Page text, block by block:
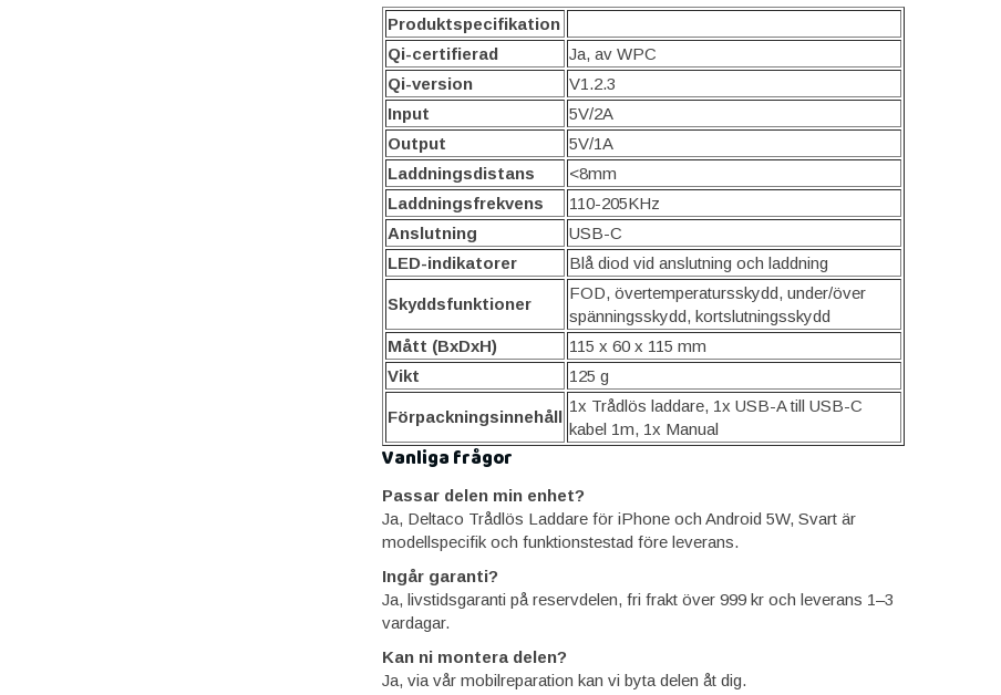
Produktspecifikation
Qi-certifierad
Ja, av WPC
Qi-version
V1.2.3
Input
5V/2A
Output
5V/1A
Laddningsdistans
<8mm
Laddningsfrekvens
110-205KHz
Anslutning
USB-C
LED-indikatorer
Blå diod vid anslutning och laddning
Skyddsfunktioner
FOD, övertemperatursskydd, under/över
spänningsskydd, kortslutningsskydd
Mått (BxDxH)
115 x 60 x 115 mm
Vikt
125 g
Förpackningsinnehåll
1x Trådlös laddare, 1x USB-A till USB-C
kabel 1m, 1x Manual
Vanliga frågor
Passar delen min enhet?
Ja, Deltaco Trådlös Laddare för iPhone och Android 5W, Svart är
modellspecifik och funktionstestad före leverans.
Ingår garanti?
Ja, livstidsgaranti på reservdelen, fri frakt över 999 kr och leverans 1–3
vardagar.
Kan ni montera delen?
Ja, via vår mobilreparation kan vi byta delen åt dig.